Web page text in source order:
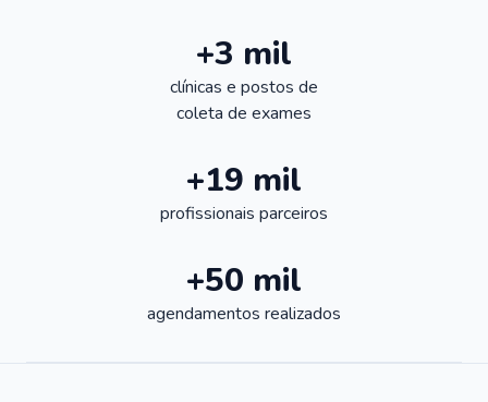
+3 mil
clínicas e postos de
coleta de exames
+19 mil
profissionais parceiros
+50 mil
agendamentos realizados